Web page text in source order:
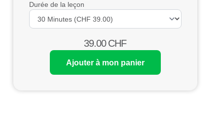
Durée de la leçon
39.00CHF
Ajouter à mon panier